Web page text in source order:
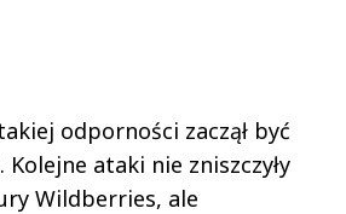
odporności zaczął być
Kolejne ataki nie zniszczyły
Wildberries, ale